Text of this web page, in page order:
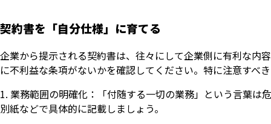
契約書を「自分仕様」に育てる
企業から提示される契約書は、往々にして企業側に有利な内
に不利益な条項がないかを確認してください。特に注意すべ
業務範囲の明確化：「付随する一切の業務」という言葉は
別紙などで具体的に記載しましょう。